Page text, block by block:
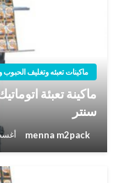
ماكينات تعبئه وتغليف الحبوب
ماكينة تعبئة
سنتر
menna m2pack أغسطس